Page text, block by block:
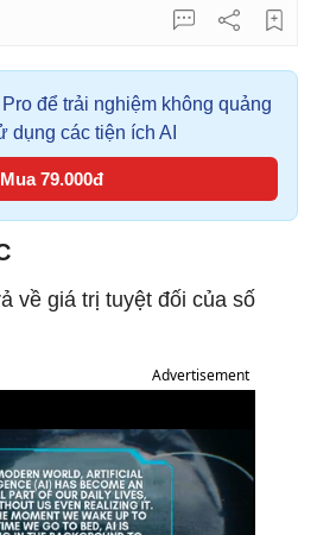
để trải nghiệm không quảng
dụng các tiện ích AI
Mua 79.000đ
về giá trị tuyệt đối của số
Advertisement